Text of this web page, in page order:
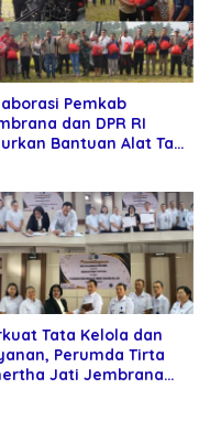
Pemkab
dan DPR RI
Bantuan Alat Tani
Tata Kelola dan
Perumda Tirta
Jati Jembrana